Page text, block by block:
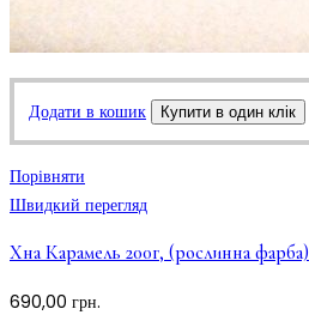
Додати в кошик Купити в один клік
Порівняти
Швидкий перегляд
Хна Карамель 200г, (рослинна фарба)
690,00 грн.